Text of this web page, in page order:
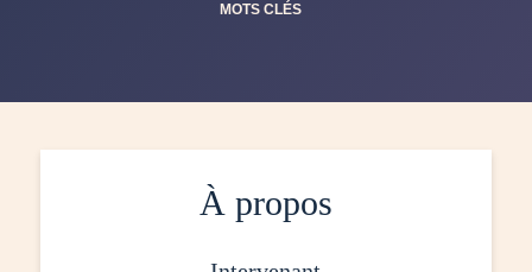
MOTS CLÉS
À propos